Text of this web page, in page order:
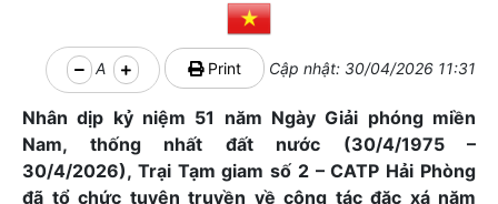
A Print Cập nhật: 30/04/2026 11:31
Nhân dịp kỷ niệm 51 năm Ngày Giải phóng miền
Nam, thống nhất đất nước (30/4/1975 –
30/4/2026), Trại Tạm giam số 2 – CATP Hải Phòng
đã tổ chức tuyên truyền về công tác đặc xá năm